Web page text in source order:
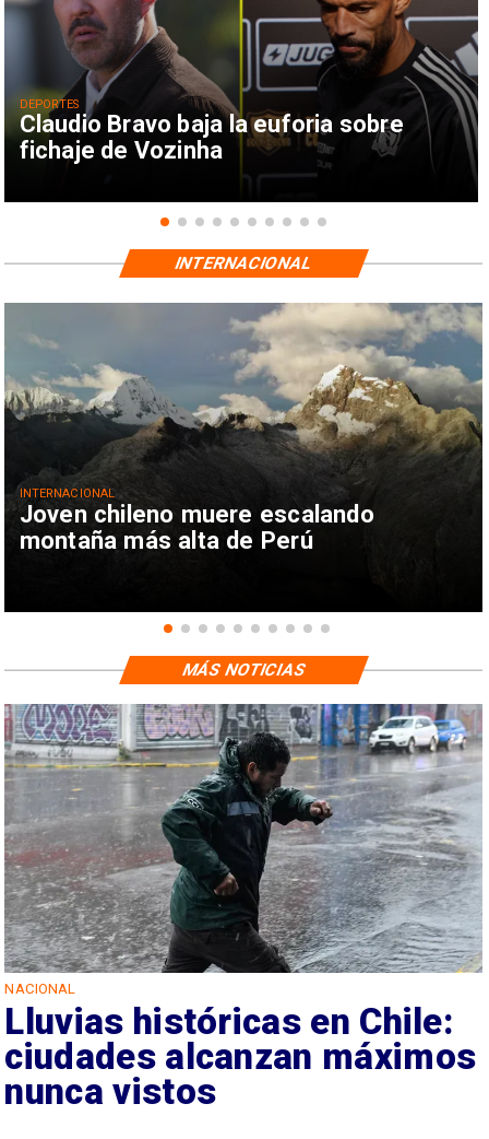
Claudio Bravo baja la euforia sobre
fichaje de Vozinha
DEPORTES
Joven chileno muere escalando
montaña más alta de Perú
INTERNACIONAL
INTERNACIONAL
NACIONAL
Lluvias históricas en Chile:
ciudades alcanzan máximos
nunca vistos
MÁS NOTICIAS